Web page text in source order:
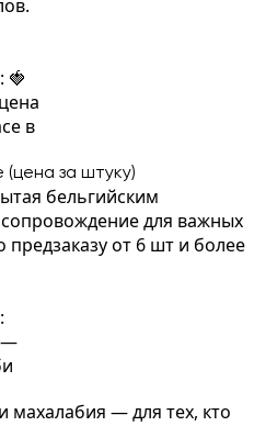
(цена за штуку)
бельгийским
для важных
от 6 шт и более
— для тех, кто